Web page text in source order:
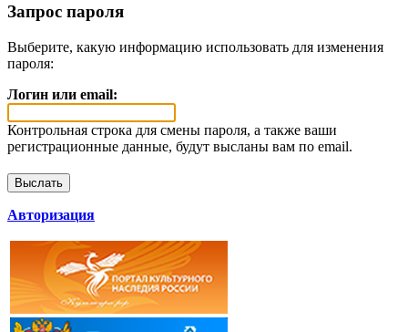
Запрос пароля
Выберите, какую информацию использовать для изменения
пароля:
Логин или email:
Контрольная строка для смены пароля, а также ваши
регистрационные данные, будут высланы вам по email.
Авторизация